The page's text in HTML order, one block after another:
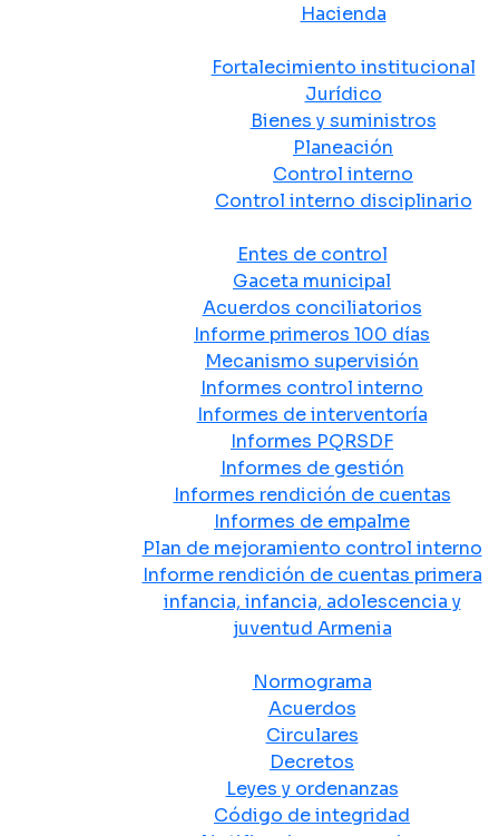
Hacienda
Fortalecimiento institucional
Jurídico
Bienes y suministros
Planeación
Control interno
Control interno disciplinario
Entes de control
Gaceta municipal
Acuerdos conciliatorios
Informe primeros 100 días
Mecanismo supervisión
Informes control interno
Informes de interventoría
Informes PQRSDF
Informes de gestión
Informes rendición de cuentas
Informes de empalme
Plan de mejoramiento control interno
Informe rendición de cuentas primera
infancia, infancia, adolescencia y
juventud Armenia
Normograma
Acuerdos
Circulares
Decretos
Leyes y ordenanzas
Código de integridad